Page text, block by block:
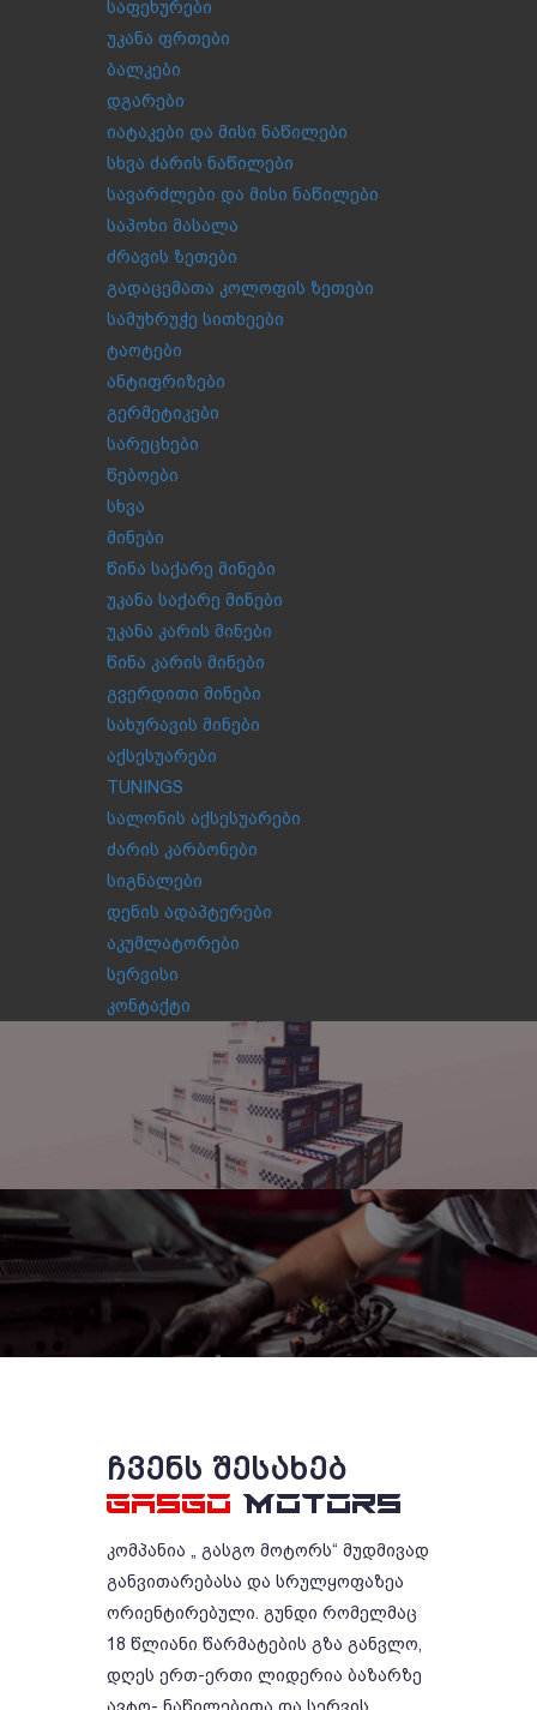
საფეხურები
უკანა ფრთები
ბალკები
დგარები
იატაკები და მისი ნაწილები
სხვა ძარის ნაწილები
სავარძლები და მისი ნაწილები
საპოხი მასალა
ძრავის ზეთები
გადაცემათა კოლოფის ზეთები
სამუხრუჭე სითხეები
ტაოტები
ანტიფრიზები
გერმეტიკები
სარეცხები
წებოები
სხვა
მინები
წინა საქარე მინები
უკანა საქარე მინები
უკანა კარის მინები
წინა კარის მინები
გვერდითი მინები
სახურავის მინები
აქსესუარები
TUNINGS
სალონის აქსესუარები
ძარის კარბონები
სიგნალები
დენის ადაპტერები
აკუმლატორები
სერვისი
კონტაქტი
ᲩᲕᲔᲜᲡ ᲨᲔᲡᲐᲮᲔᲑ
GASGO MOTORS
კომპანია „ გასგო მოტორს“ მუდმივად
განვითარებასა და სრულყოფაზეა
ორიენტირებული. გუნდი რომელმაც
18 წლიანი წარმატების გზა განვლო,
დღეს ერთ-ერთი ლიდერია ბაზარზე